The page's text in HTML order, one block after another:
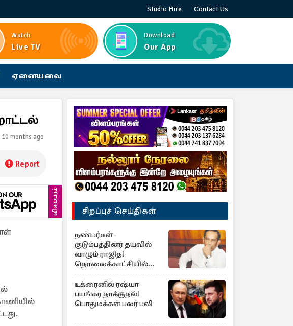
Studio Hire Contact Us
Watch
Live TV
Download
Our App
ஏனையவை
10 months ago
Report
விளம்பரம் சிறப்புச் செய்திகள்
நண்பர்கள் -
குடும்பத்தினர் தயவில்
வாழும் ராஜித!
தொலைக்காட்சியில்
குமுறல்
உக்ரைனில் ரஷ்யா
பயங்கர தாக்குதல்!
பொதுமக்கள் பலர் பலி